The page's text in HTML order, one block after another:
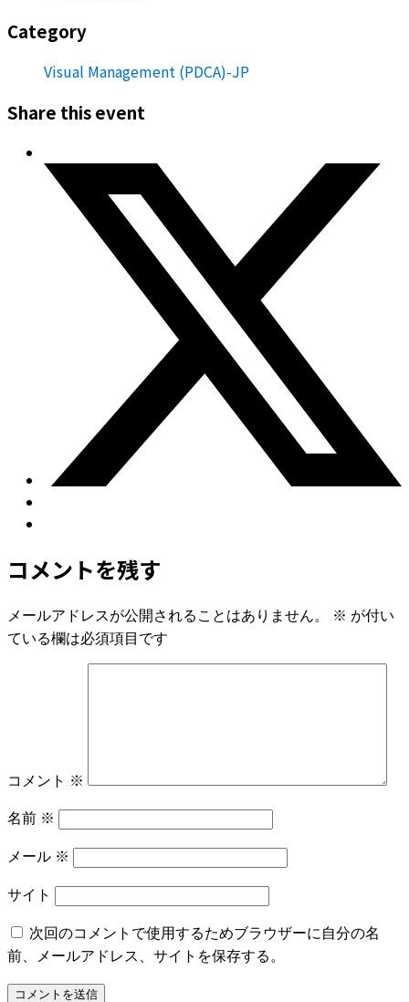
Category
Visual Management (PDCA)-JP
Share this event
コメントを残す
メールアドレスが公開されることはありません。 ※ が付い
ている欄は必須項目です
コメント ※
名前 ※
メール ※
サイト
次回のコメントで使用するためブラウザーに自分の名
前、メールアドレス、サイトを保存する。